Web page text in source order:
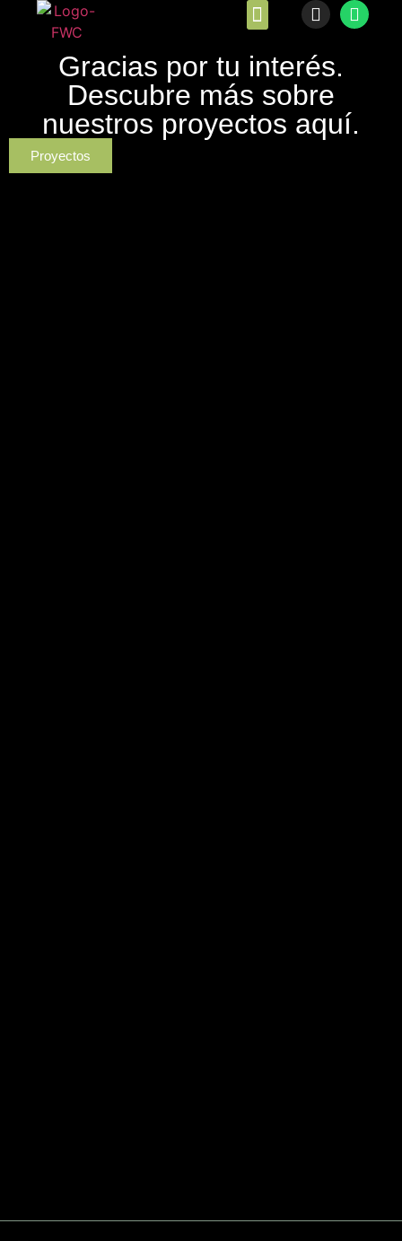
Gracias por tu interés.
Descubre más sobre
nuestros proyectos aquí.
Proyectos